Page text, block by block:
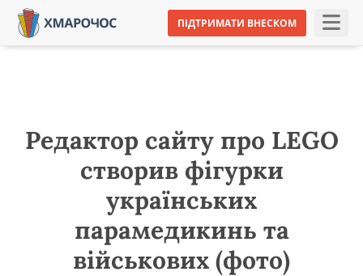
ПІДТРИМАТИ ВНЕСКОМ
Редактор сайту про LEGO
створив фігурки
українських
парамедикинь та
військових (фото)